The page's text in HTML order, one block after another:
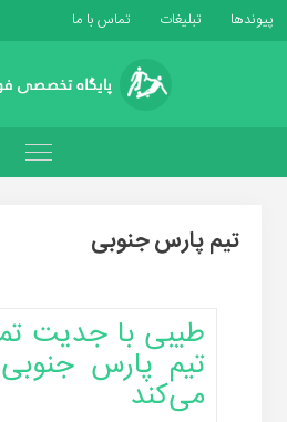
پیوندها تبلیغات تماس با ما
تیم پارس جنوبی
طیبی با جدیت
تیم پارس
می‌کند